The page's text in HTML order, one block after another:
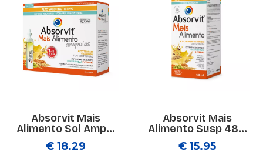
Absorvit Mais
Alimento Sol Amp...
€ 18.29
Absorvit Mais
Alimento Susp 48...
€ 15.95